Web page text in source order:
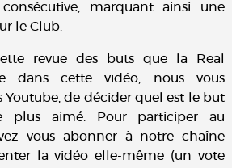
marquant ainsi une
le Club.
revue des buts que la Real
dans cette vidéo, nous vous
Youtube, de décider quel est le but
plus aimé. Pour participer au
vous abonner à notre chaîne
la vidéo elle-même (un vote